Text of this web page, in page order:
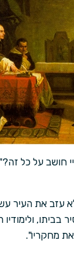
חושב על כל
עזב את העיר
בביתו, ולימודיו
את מחקריו".